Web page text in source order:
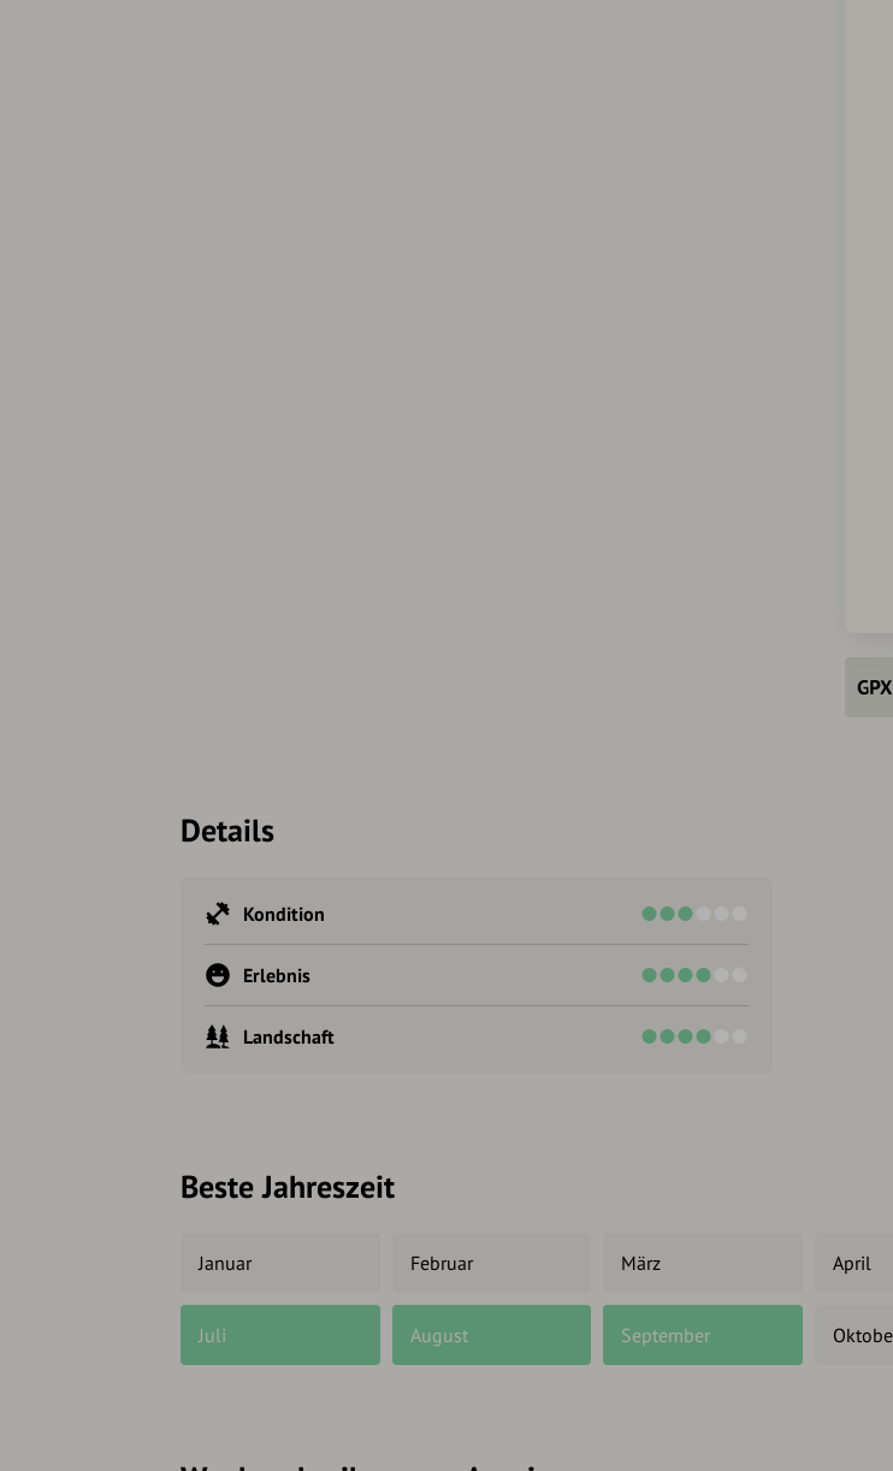
Details
Kondition
Erlebnis
Landschaft
Beste Jahreszeit
Januar Februar März April
Juli August September